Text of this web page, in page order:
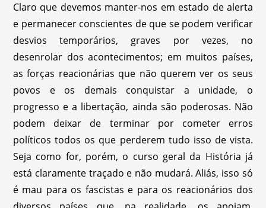
Claro que devemos manter-nos em estado de alerta
e permanecer conscientes de que se podem verificar
desvios temporários, graves por vezes, no
desenrolar dos acontecimentos; em muitos países,
as forças reacionárias que não querem ver os seus
povos e os demais conquistar a unidade, o
progresso e a libertação, ainda são poderosas. Não
podem deixar de terminar por cometer erros
políticos todos os que perderem tudo isso de vista.
Seja como for, porém, o curso geral da História já
está claramente traçado e não mudará. Aliás, isso só
é mau para os fascistas e para os reacionários dos